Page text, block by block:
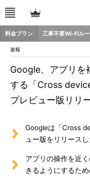
料金プラン 工事不要Wi-Fiル
速報
Google、アプリを
する「Cross
プレビュー版リリ
Googleは「Cross
ュー版をリリースし
アプリの操作を近
きるようにするた